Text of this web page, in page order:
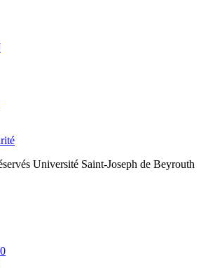
Université Saint-Joseph de Beyrouth